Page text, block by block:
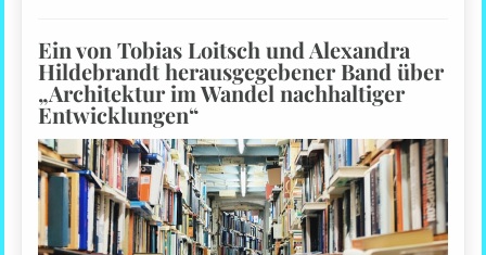
Ein von Tobias Loitsch und Alexandra
Hildebrandt herausgegebener Band über
„Architektur im Wandel nachhaltiger
Entwicklungen“